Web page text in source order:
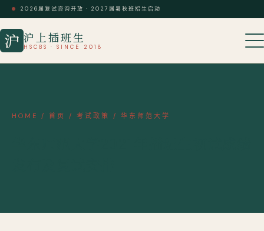
2026届复试咨询开放 · 2027届暑秋班招生启动
沪 沪上插班生
HSCBS · SINCE 2018
HOME / 首页 / 考试政策 / 华东师范大学